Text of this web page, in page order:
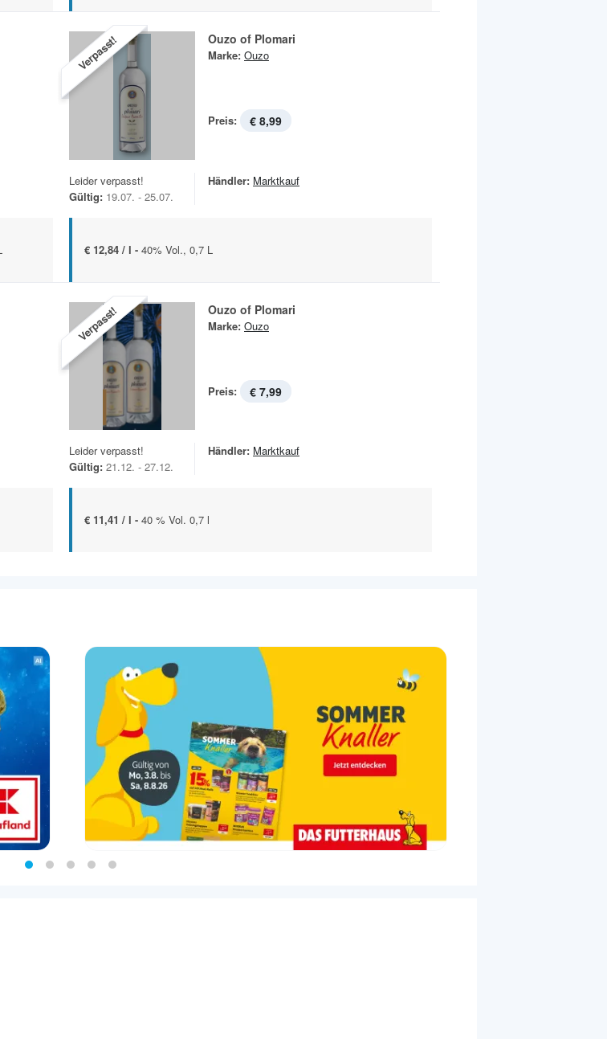
Verpasst! Ouzo of Plomari
Marke: Ouzo
Preis: € 8,99
Leider verpasst!
Gültig: 19.07. - 25.07.
Händler: Marktkauf
€ 12,84 / l - 40% Vol., 0,7 L
Verpasst! Ouzo of Plomari
Marke: Ouzo
Preis: € 7,99
Leider verpasst!
Gültig: 21.12. - 27.12.
Händler: Marktkauf
€ 11,41 / l - 40 % Vol. 0,7 l